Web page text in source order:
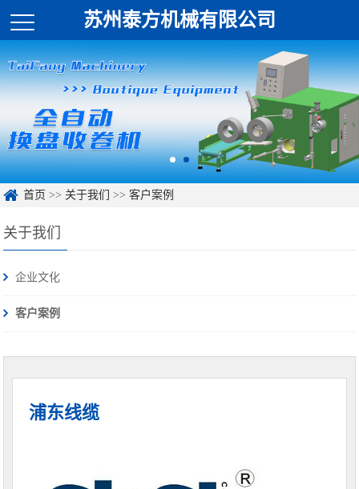
苏州泰方机械有限公司
首页 >> 关于我们 >>客户案例
关于我们
企业文化
客户案例
浦东线缆